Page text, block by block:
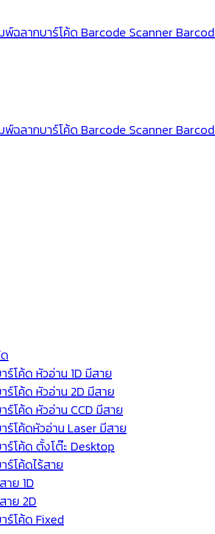
ร์โค้ด หัวอ่าน 1D มีสาย
ร์โค้ด หัวอ่าน 2D มีสาย
ร์โค้ด หัวอ่าน CCD มีสาย
ร์โค้ดหัวอ่าน Laser มีสาย
ร์โค้ด ตั้งโต๊ะ Desktop
ร์โค้ดไร้สาย
าย 1D
าย 2D
ร์โค้ด Fixed